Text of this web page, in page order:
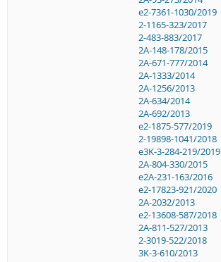
e2-7361-1030/2019
2-1165-323/2017
2-483-883/2017
2A-148-178/2015
2A-671-777/2014
2A-1333/2014
2A-1256/2013
2A-634/2014
2A-692/2013
e2-1875-577/2019
2-19898-1041/2018
e3K-3-284-219/2019
2A-804-330/2015
e2A-231-163/2016
e2-17823-921/2020
2A-2032/2013
e2-13608-587/2018
2A-811-527/2013
2-3019-522/2018
3K-3-610/2013